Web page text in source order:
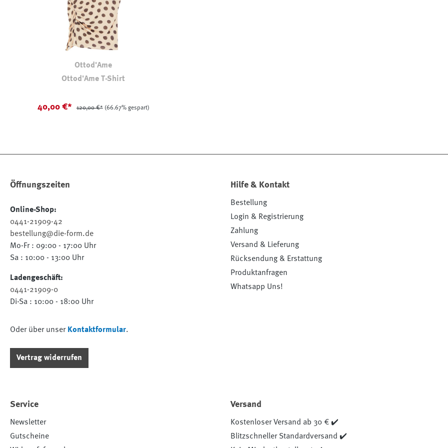
Ottod'Ame
Ottod'Ame T-Shirt
40,00 €* 120,00 €* (66.67% gespart)
Öffnungszeiten
Online-Shop:
0441-21909-42
bestellung@die-form.de
Mo-Fr : 09:00 - 17:00 Uhr
Sa : 10:00 - 13:00 Uhr
Ladengeschäft:
0441-21909-0
Di-Sa : 10:00 - 18:00 Uhr
Oder über unser Kontaktformular.
Vertrag widerrufen
Hilfe & Kontakt
Bestellung
Login & Registrierung
Zahlung
Versand & Lieferung
Rücksendung & Erstattung
Produktanfragen
Whatsapp Uns!
Service
Newsletter
Gutscheine
Versand
Kostenloser Versand ab 30 € ✔️
Blitzschneller Standardversand ✔️